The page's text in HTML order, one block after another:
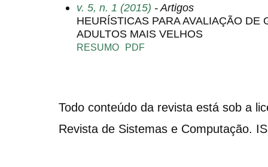
v. 5, n. 1 (2015) - Artigos
HEURÍSTICAS PARA AVALIAÇÃO DE
ADULTOS MAIS VELHOS
RESUMO PDF
Todo conteúdo da revista está sob a
Revista de Sistemas e Computação.